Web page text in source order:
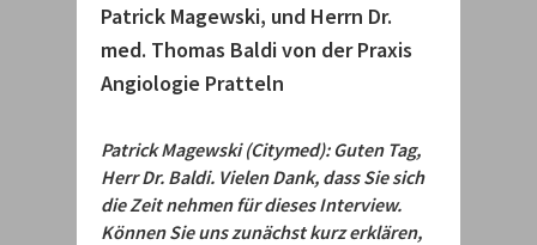
Patrick Magewski, und Herrn Dr.
med. Thomas Baldi von der Praxis
Angiologie Pratteln
Patrick Magewski (Citymed): Guten Tag,
Herr Dr. Baldi. Vielen Dank, dass Sie sich
die Zeit nehmen für dieses Interview.
Können Sie uns zunächst kurz erklären,